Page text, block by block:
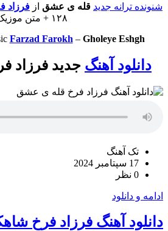
شنونده ترانه جدید قله ی عشق از فرزاد
۱۲۸ + متن موزیک
Farzad Farokh – Gholeye Eshgh
دانلود آهنگ جدید فرزاد
تک آهنگ
17 سپتامبر 2024
0 نظر
ادامه و دانلود
دانلود آهنگ فرزاد فرخ